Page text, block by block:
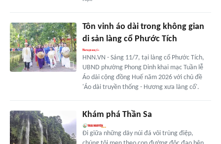
Tôn vinh áo dài trong không gian
di sản làng cổ Phước Tích
HNN.VN - Sáng 11/7, tại làng cổ Phước Tích,
UBND phường Phong Dinh khai mạc Tuần lễ
Áo dài cộng đồng Huế năm 2026 với chủ đề
'Áo dài truyền thống - Hương xưa làng cổ'.
Khám phá Thần Sa
Đi giữa những dãy núi đá vôi trùng điệp,